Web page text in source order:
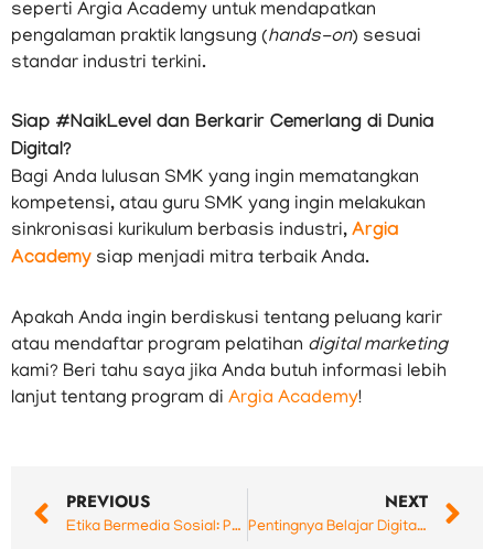
seperti Argia Academy untuk mendapatkan
pengalaman praktik langsung (hands-on) sesuai
standar industri terkini.
Siap #NaikLevel dan Berkarir Cemerlang di Dunia
Digital?
Bagi Anda lulusan SMK yang ingin mematangkan
kompetensi, atau guru SMK yang ingin melakukan
sinkronisasi kurikulum berbasis industri, Argia
Academy siap menjadi mitra terbaik Anda.
Apakah Anda ingin berdiskusi tentang peluang karir
atau mendaftar program pelatihan digital marketing
kami? Beri tahu saya jika Anda butuh informasi lebih
lanjut tentang program di Argia Academy!
PREVIOUS
Etika Bermedia Sosial: Pelajaran dari Kasus Viral Endorse yang Tuai Kecaman
NEXT
Pentingnya Belajar Digital Marketing untuk Siswa SMK di Era Digital